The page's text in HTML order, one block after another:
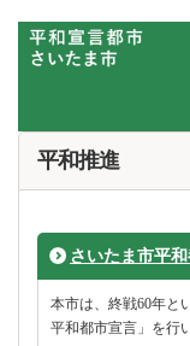
平和推進
さいたま市平
本市は、終戦60年と
平和都市宣言」を行